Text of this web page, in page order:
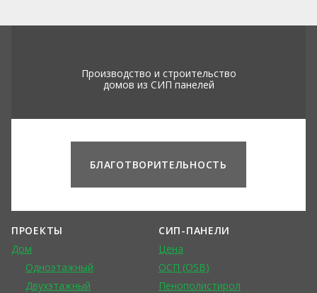
Производство и строительство
домов из СИП панелей
БЛАГОТВОРИТЕЛЬНОСТЬ
ПРОЕКТЫ
Дом
Одноэтажный
Двухэтажный
СИП-ПАНЕЛИ
Цена
ОСП (OSB)
Пенополистирол